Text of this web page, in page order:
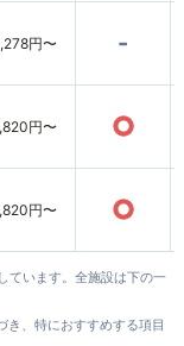
円〜 -
円〜 ○
円〜 ○
ています。全施設は下の一
、特におすすめする項目